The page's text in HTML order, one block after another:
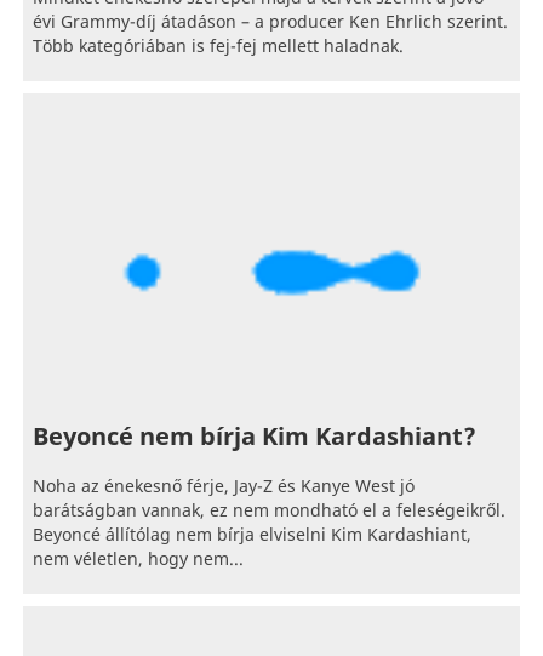
évi Grammy-díj átadáson – a producer Ken Ehrlich szerint.
Több kategóriában is fej-fej mellett haladnak.
Beyoncé nem bírja Kim Kardashiant?
Noha az énekesnő férje, Jay-Z és Kanye West jó
barátságban vannak, ez nem mondható el a feleségeikről.
Beyoncé állítólag nem bírja elviselni Kim Kardashiant,
nem véletlen, hogy nem...